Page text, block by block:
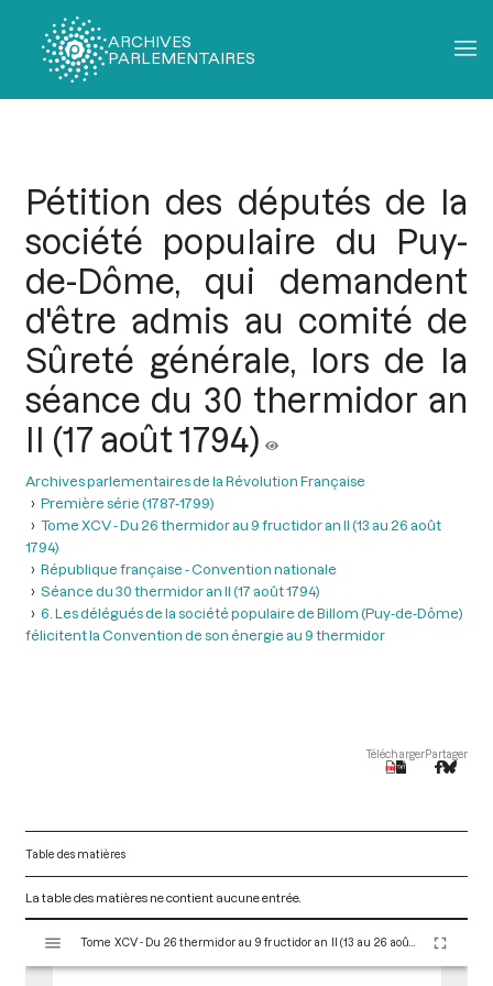
ARCHIVES
PARLEMENTAIRES
Pétition des députés de la
société populaire du Puy-
de-Dôme, qui demandent
d'être admis au comité de
Sûreté générale, lors de la
séance du 30 thermidor an
II (17 août 1794)
Archives parlementaires de la Révolution Française
Première série (1787-1799)
Tome XCV - Du 26 thermidor au 9 fructidor an II (13 au 26 août
1794)
République française - Convention nationale
Séance du 30 thermidor an II (17 août 1794)
6. Les délégués de la société populaire de Billom (Puy-de-Dôme)
félicitent la Convention de son énergie au 9 thermidor
TéléchargerPartager
Table des matières
La table des matières ne contient aucune entrée.
s